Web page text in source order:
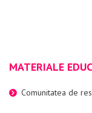
MATERIALE
Comunitatea de